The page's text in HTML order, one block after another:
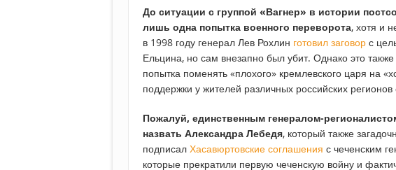
До ситуации с группой «Вагнер» в истории
лишь одна попытка военного переворота, хотя и
в 1998 году генерал Лев Рохлин готовил заговор с
Ельцина, но сам внезапно был убит. Однако это
попытка поменять «плохого» кремлевского царя на
поддержки у жителей различных российских
Пожалуй, единственным генералом-
назвать Александра Лебедя, который также
подписал Хасавюртовские соглашения с чеченским
которые прекратили первую чеченскую войну и